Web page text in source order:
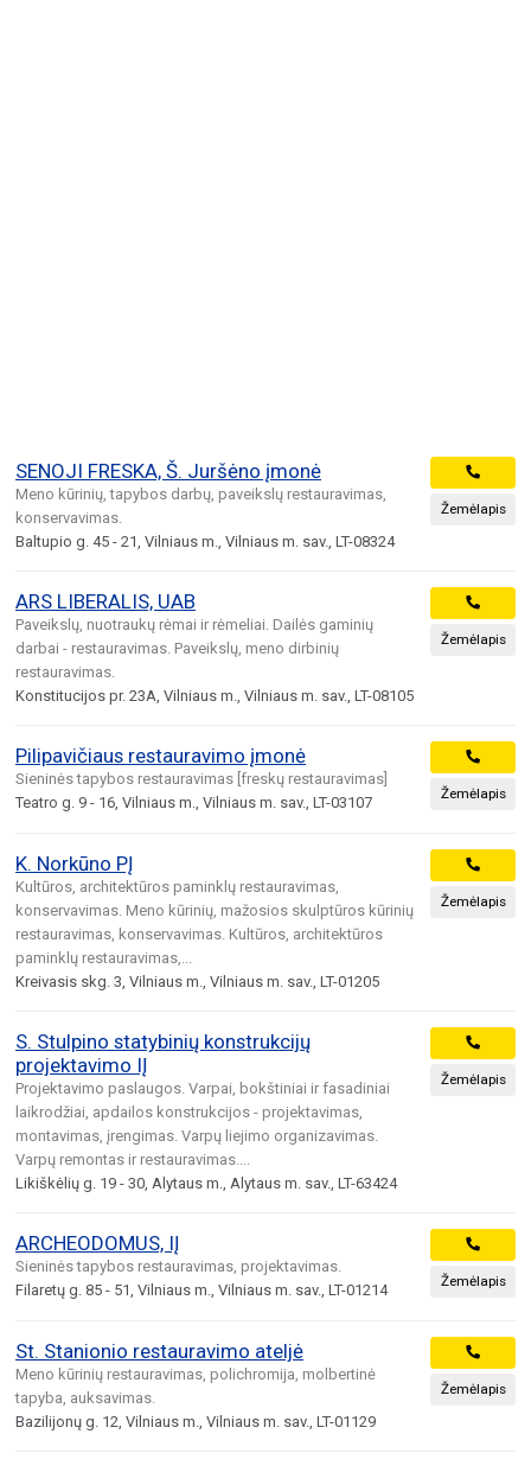
SENOJI FRESKA, Š. Juršėno įmonė
Meno kūrinių, tapybos darbų, paveikslų restauravimas,
konservavimas.
Baltupio g. 45 - 21, Vilniaus m., Vilniaus m. sav., LT-08324
Žemėlapis
ARS LIBERALIS, UAB
Paveikslų, nuotraukų rėmai ir rėmeliai. Dailės gaminių
darbai - restauravimas. Paveikslų, meno dirbinių
restauravimas.
Konstitucijos pr. 23A, Vilniaus m., Vilniaus m. sav., LT-08105
Žemėlapis
Pilipavičiaus restauravimo įmonė
Sieninės tapybos restauravimas [freskų restauravimas]
Teatro g. 9 - 16, Vilniaus m., Vilniaus m. sav., LT-03107
Žemėlapis
K. Norkūno PĮ
Kultūros, architektūros paminklų restauravimas,
konservavimas. Meno kūrinių, mažosios skulptūros kūrinių
restauravimas, konservavimas. Kultūros, architektūros
paminklų restauravimas,...
Kreivasis skg. 3, Vilniaus m., Vilniaus m. sav., LT-01205
Žemėlapis
S. Stulpino statybinių konstrukcijų
projektavimo IĮ
Projektavimo paslaugos. Varpai, bokštiniai ir fasadiniai
laikrodžiai, apdailos konstrukcijos - projektavimas,
montavimas, įrengimas. Varpų liejimo organizavimas.
Varpų remontas ir restauravimas....
Likiškėlių g. 19 - 30, Alytaus m., Alytaus m. sav., LT-63424
Žemėlapis
ARCHEODOMUS, IĮ
Sieninės tapybos restauravimas, projektavimas.
Filaretų g. 85 - 51, Vilniaus m., Vilniaus m. sav., LT-01214
Žemėlapis
St. Stanionio restauravimo ateljė
Meno kūrinių restauravimas, polichromija, molbertinė
tapyba, auksavimas.
Bazilijonų g. 12, Vilniaus m., Vilniaus m. sav., LT-01129
Žemėlapis